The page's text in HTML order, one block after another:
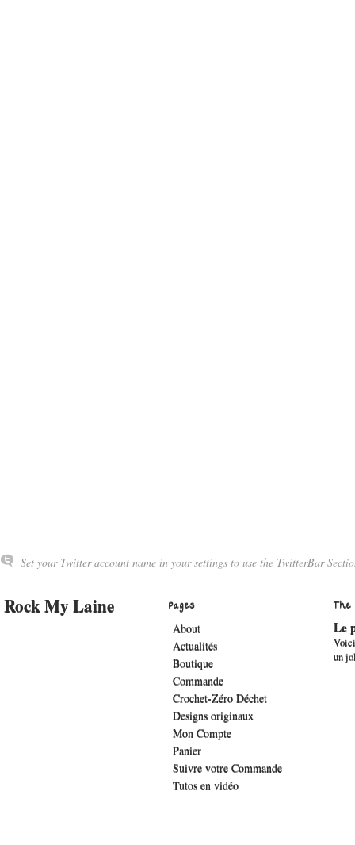
Set your Twitter account name in your settings to use the TwitterBar
Rock My Laine Pages
About
Actualités
Boutique
Commande
Crochet-Zéro Déchet
Designs originaux
Mon Compte
Panier
Suivre votre Commande
Tutos en vidéo
Le
un